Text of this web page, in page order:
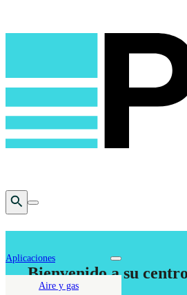
Open Search
Toggle mobile menu
Aplicaciones Toggle nav
Aire y gas
Bienvenido a su